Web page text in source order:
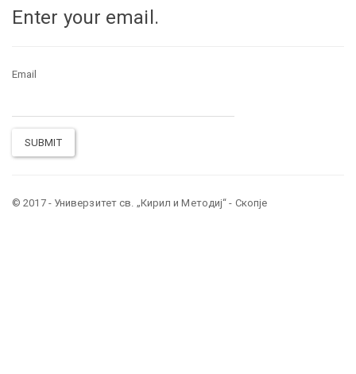
Enter your email.
Email
SUBMIT
© 2017 - Универзитет св. „Кирил и Методиј“ - Скопје